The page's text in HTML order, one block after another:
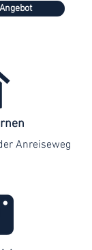
Anreiseweg